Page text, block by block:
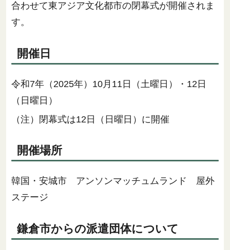
合わせて東アジア文化都市の閉幕式が開催されま
す。
開催日
令和7年（2025年）10月11日（土曜日）・12日
（日曜日）
（注）閉幕式は12日（日曜日）に開催
開催場所
韓国・安城市 アンソンマッチュムランド 屋外
ステージ
鎌倉市からの派遣団体について